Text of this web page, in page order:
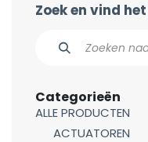
Zoek en vind
Categorieën
ALLE PRODUCTEN
ACTUATOREN